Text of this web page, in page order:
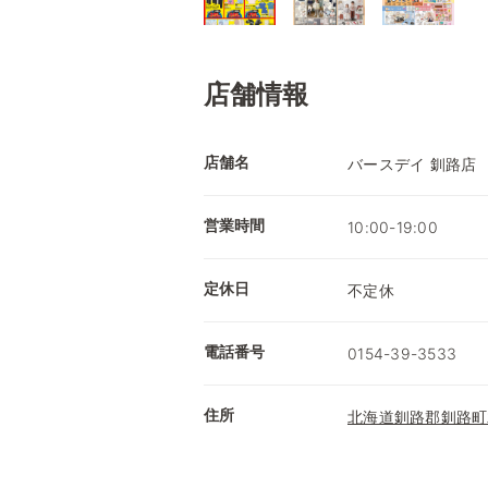
店舗情報
店舗名 バースデイ 釧路店
営業時間 10:00-19:00
定休日 不定休
電話番号 0154-39-3533
住所 北海道釧路郡釧路